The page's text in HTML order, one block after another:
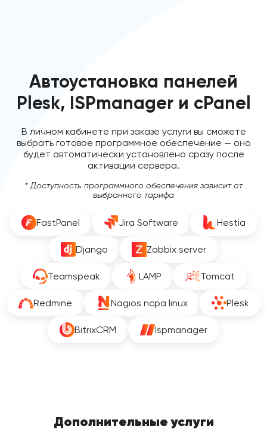
Автоустановка панелей
Plesk, ISPmanager и cPanel
В личном кабинете при заказе услуги вы сможете
выбрать готовое программное обеспечение — оно
будет автоматически установлено сразу после
активации сервера.
* Доступность программного обеспечения зависит от
выбранного тарифа
FastPanel Jira Software Hestia
Django Zabbix server
Teamspeak LAMP Tomcat
Redmine Nagios ncpa linux Plesk
BitrixCRM Ispmanager
Дополнительные услуги